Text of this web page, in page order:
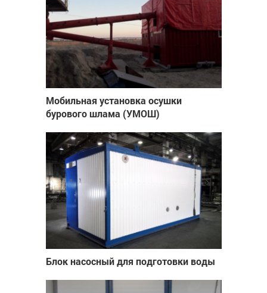
Мобильная установка осушки
бурового шлама (УМОШ)
Блок насосный для подготовки воды